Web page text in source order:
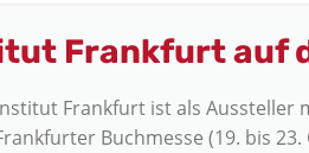
Frankfurt auf
Frankfurt ist als Aussteller
Buchmesse (19. bis